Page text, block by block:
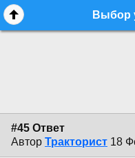
#45 Ответ
Автор Тракторист 18